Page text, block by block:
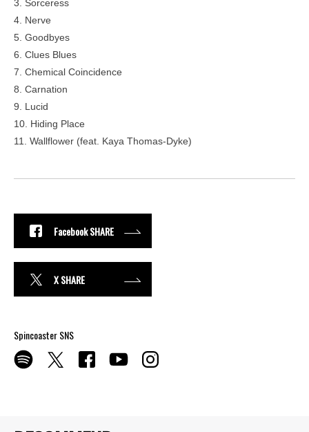
3. Sorceress
4. Nerve
5. Goodbyes
6. Clues Blues
7. Chemical Coincidence
8. Carnation
9. Lucid
10. Hiding Place
11. Wallflower (feat. Kaya Thomas-Dyke)
Facebook SHARE
X SHARE
Spincoaster SNS